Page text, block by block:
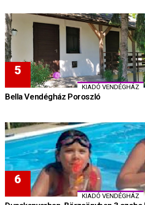
KIADÓ VENDÉGHÁZ
Bella Vendégház Poroszló
KIADÓ VENDÉGHÁZ